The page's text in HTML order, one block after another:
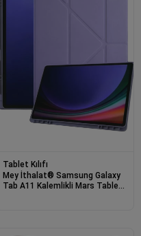
Tablet Kılıfı
Mey İthalat® Samsung Galaxy
Tab A11 Kalemlikli Mars Tablet